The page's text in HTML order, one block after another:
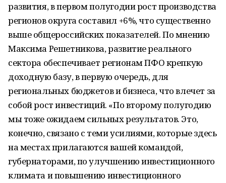
развития, в первом полугодии рост производства
регионов округа составил +6%, что существенно
выше общероссийских показателей. По мнению
Максима Решетникова, развитие реального
сектора обеспечивает регионам ПФО крепкую
доходную базу, в первую очередь, для
региональных бюджетов и бизнеса, что влечет за
собой рост инвестиций. «По второму полугодию
мы тоже ожидаем сильных результатов. Это,
конечно, связано с теми усилиями, которые здесь
на местах прилагаются вашей командой,
губернаторами, по улучшению инвестиционного
климата и повышению инвестиционного